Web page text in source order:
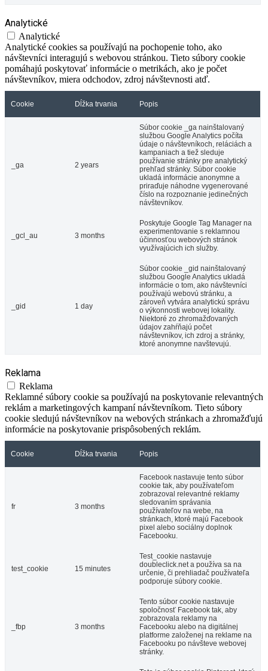
Analytické
Analytické
Analytické cookies sa používajú na pochopenie toho, ako
návštevníci interagujú s webovou stránkou. Tieto súbory cookie
pomáhajú poskytovať informácie o metrikách, ako je počet
návštevníkov, miera odchodov, zdroj návštevnosti atď.
Cookie Dĺžka trvania Popis
_ga 2 years
Súbor cookie _ga nainštalovaný
službou Google Analytics počíta
údaje o návštevníkoch, reláciách a
kampaniach a tiež sleduje
používanie stránky pre analytický
prehľad stránky. Súbor cookie
ukladá informácie anonymne a
priraďuje náhodne vygenerované
číslo na rozpoznanie jedinečných
návštevníkov.
_gcl_au 3 months
Poskytuje Google Tag Manager na
experimentovanie s reklamnou
účinnosťou webových stránok
využívajúcich ich služby.
_gid 1 day
Súbor cookie _gid nainštalovaný
službou Google Analytics ukladá
informácie o tom, ako návštevníci
používajú webovú stránku, a
zároveň vytvára analytickú správu
o výkonnosti webovej lokality.
Niektoré zo zhromažďovaných
údajov zahŕňajú počet
návštevníkov, ich zdroj a stránky,
ktoré anonymne navštevujú.
Reklama
Reklama
Reklamné súbory cookie sa používajú na poskytovanie relevantných
reklám a marketingových kampaní návštevníkom. Tieto súbory
cookie sledujú návštevníkov na webových stránkach a zhromažďujú
informácie na poskytovanie prispôsobených reklám.
Cookie Dĺžka trvania Popis
fr 3 months
Facebook nastavuje tento súbor
cookie tak, aby používateľom
zobrazoval relevantné reklamy
sledovaním správania
používateľov na webe, na
stránkach, ktoré majú Facebook
pixel alebo sociálny doplnok
Facebooku.
test_cookie 15 minutes
Test_cookie nastavuje
doubleclick.net a používa sa na
určenie, či prehliadač používateľa
podporuje súbory cookie.
_fbp 3 months
Tento súbor cookie nastavuje
spoločnosť Facebook tak, aby
zobrazovala reklamy na
Facebooku alebo na digitálnej
platforme založenej na reklame na
Facebooku po návšteve webovej
stránky.